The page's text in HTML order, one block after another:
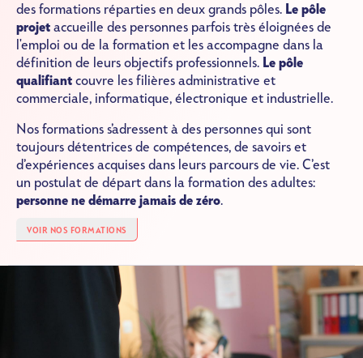
des formations réparties en deux grands pôles. Le pôle
projet accueille des personnes parfois très éloignées de
l'emploi ou de la formation et les accompagne dans la
définition de leurs objectifs professionnels. Le pôle
qualifiant couvre les filières administrative et
commerciale, informatique, électronique et industrielle.
Nos formations s’adressent à des personnes qui sont
toujours détentrices de compétences, de savoirs et
d’expériences acquises dans leurs parcours de vie. C’est
un postulat de départ dans la formation des adultes:
personne ne démarre jamais de zéro.
VOIR NOS FORMATIONS